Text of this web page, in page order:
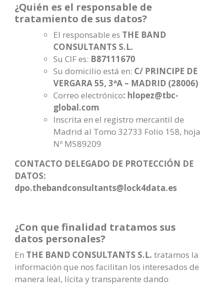
¿Quién es el responsable de
tratamiento de sus datos?
El responsable es THE BAND
CONSULTANTS S.L.
Su CIF es: B87111670
Su domicilio está en: C/ PRINCIPE DE
VERGARA 55, 3ªA – MADRID (28006)
Correo electrónico: hlopez@tbc-
global.com
Inscrita en el registro mercantil de
Madrid al Tomo 32733 Folio 158, hoja
Nº M589209
CONTACTO DELEGADO DE PROTECCIÓN DE
DATOS:
dpo.thebandconsultants@lock4data.es
¿Con que finalidad tratamos sus
datos personales?
En THE BAND CONSULTANTS S.L. tratamos la
información que nos facilitan los interesados de
manera leal, lícita y transparente dando